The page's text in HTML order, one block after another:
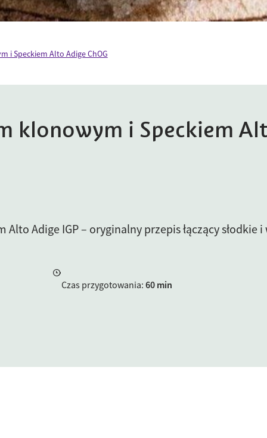
i Speckiem Alto Adige ChOG
klonowym i Speckiem
Adige IGP – oryginalny przepis łączący słodkie
Czas przygotowania: 60 min